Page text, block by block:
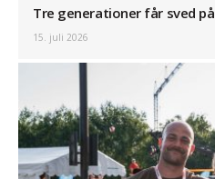
Tre generationer får sved
15. juli 2026